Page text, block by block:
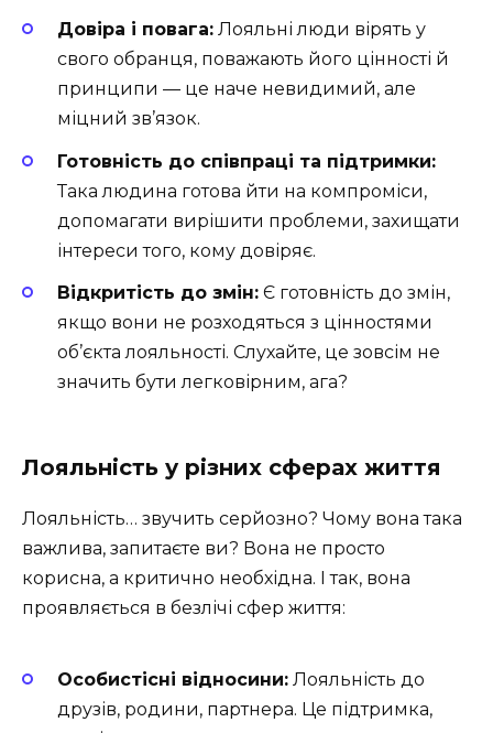
Довіра і повага: Лояльні люди вірять у
свого обранця, поважають його цінності й
принципи — це наче невидимий, але
міцний зв’язок.
Готовність до співпраці та підтримки:
Така людина готова йти на компроміси,
допомагати вирішити проблеми, захищати
інтереси того, кому довіряє.
Відкритість до змін: Є готовність до змін,
якщо вони не розходяться з цінностями
об’єкта лояльності. Слухайте, це зовсім не
значить бути легковірним, ага?
Лояльність у різних сферах життя
Лояльність… звучить серйозно? Чому вона така
важлива, запитаєте ви? Вона не просто
корисна, а критично необхідна. І так, вона
проявляється в безлічі сфер життя:
Особистісні відносини: Лояльність до
друзів, родини, партнера. Це підтримка,